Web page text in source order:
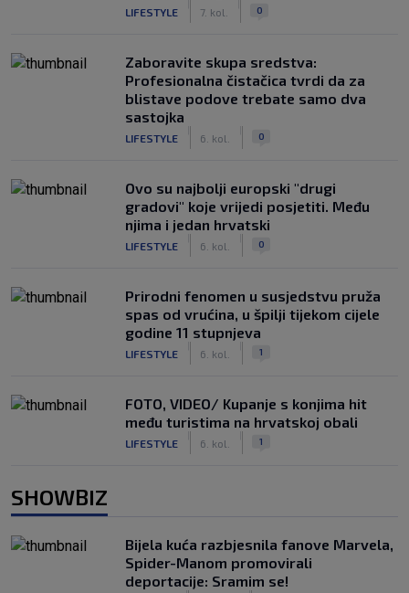
LIFESTYLE 7. kol. 0
Zaboravite skupa sredstva:
Profesionalna čistačica tvrdi da za
blistave podove trebate samo dva
sastojka
LIFESTYLE 6. kol. 0
Ovo su najbolji europski "drugi
gradovi" koje vrijedi posjetiti. Među
njima i jedan hrvatski
LIFESTYLE 6. kol. 0
Prirodni fenomen u susjedstvu pruža
spas od vrućina, u špilji tijekom cijele
godine 11 stupnjeva
LIFESTYLE 6. kol. 1
FOTO, VIDEO/ Kupanje s konjima hit
među turistima na hrvatskoj obali
LIFESTYLE 6. kol. 1
SHOWBIZ
Bijela kuća razbjesnila fanove Marvela,
Spider-Manom promovirali
deportacije: Sramim se!